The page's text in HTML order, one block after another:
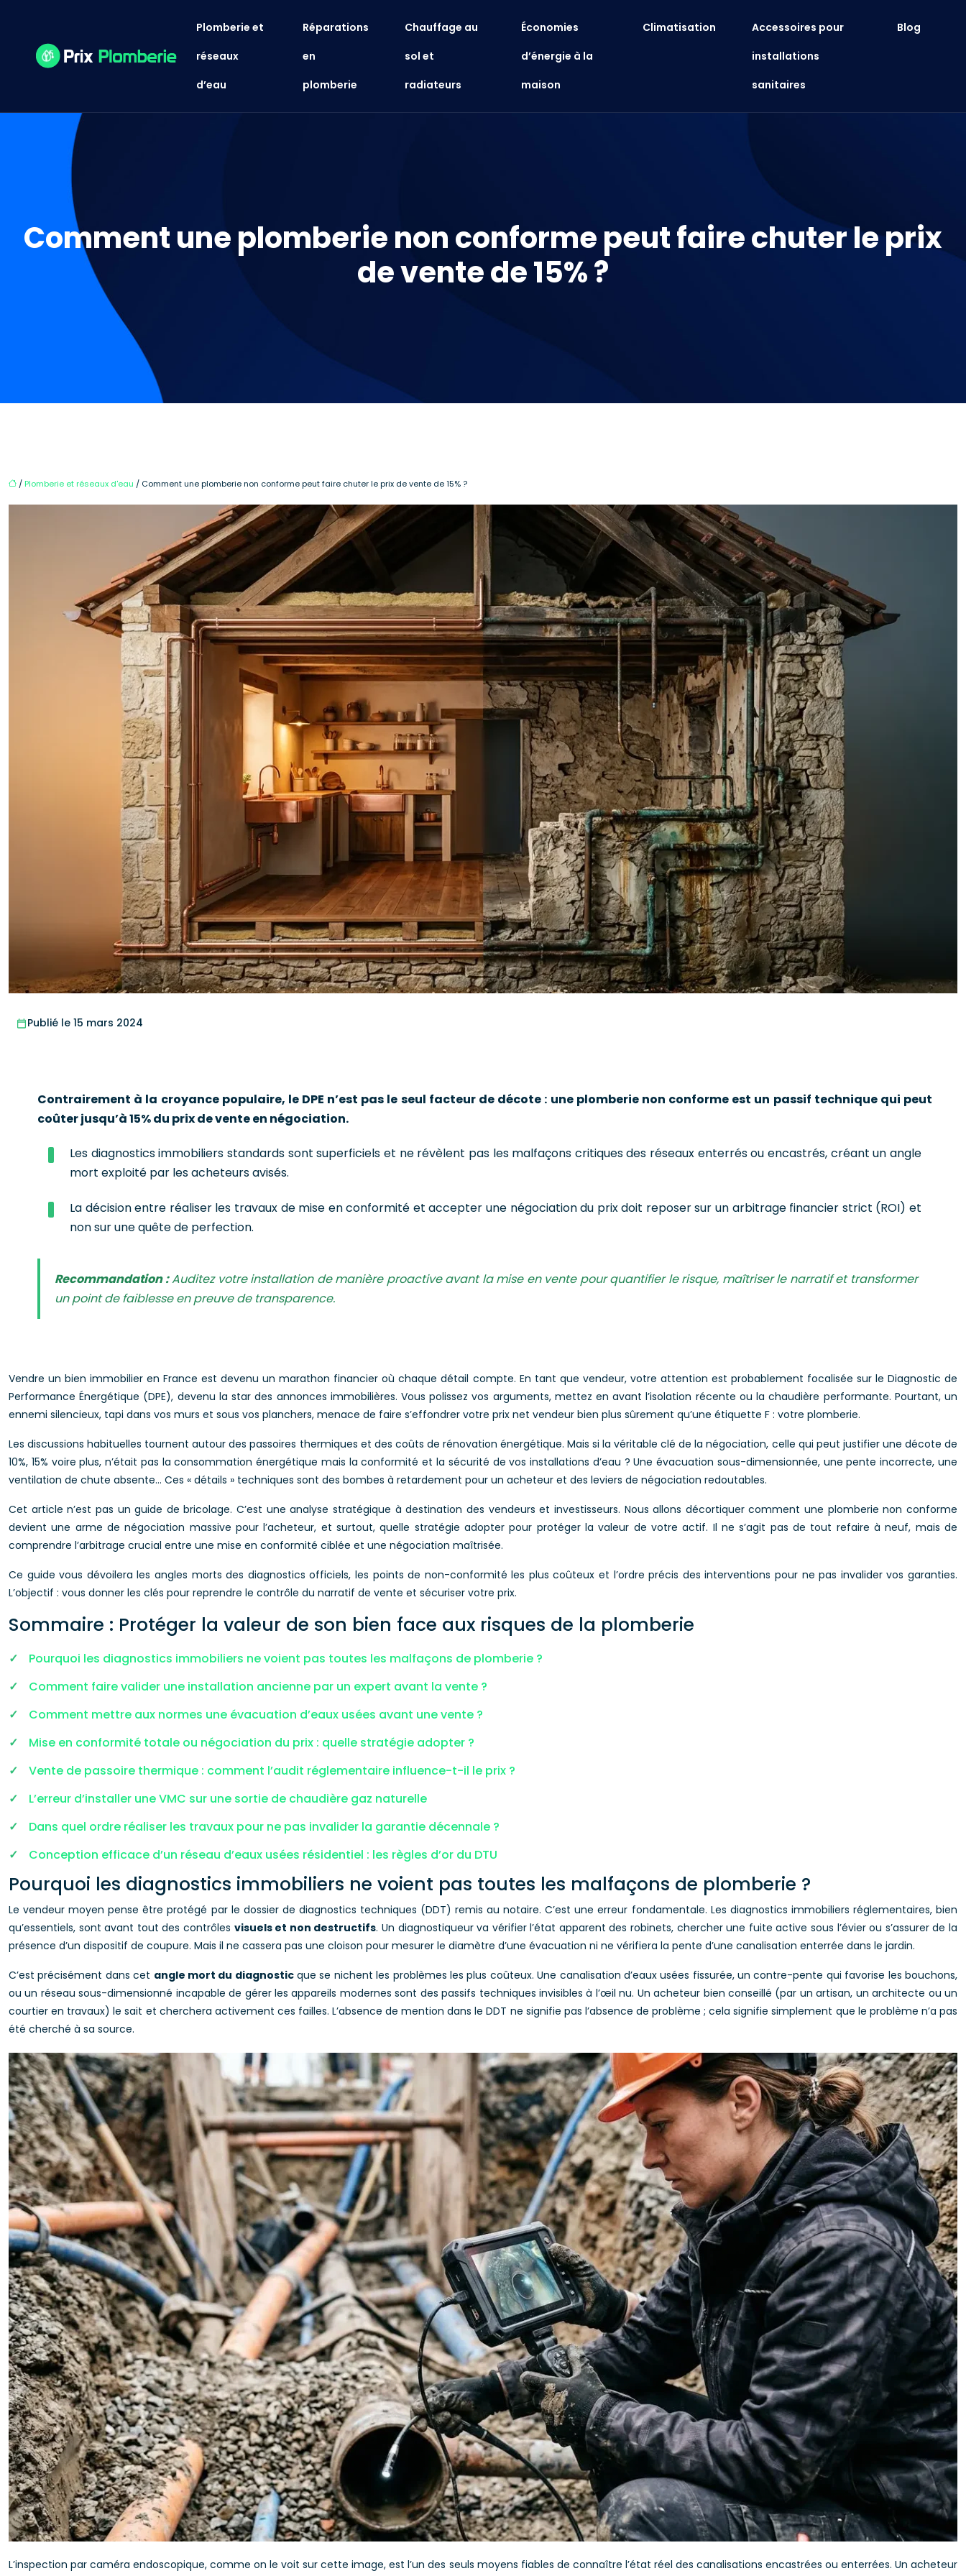
Plomberie et
réseaux
d’eau
Réparations
en
plomberie
Chauffage au
sol et
radiateurs
Économies
d’énergie à la
maison
Climatisation
Accessoires pour
installations
sanitaires
Blog
Comment une plomberie non conforme peut faire chuter le prix
de vente de 15% ?
/ Plomberie et réseaux d'eau / Comment une plomberie non conforme peut faire chuter le prix de vente de 15% ?
Publié le 15 mars 2024
Contrairement à la croyance populaire, le DPE n’est pas le seul facteur de décote : une plomberie non conforme est un passif technique qui peut
coûter jusqu’à 15% du prix de vente en négociation.
Les diagnostics immobiliers standards sont superficiels et ne révèlent pas les malfaçons critiques des réseaux enterrés ou encastrés, créant un angle
mort exploité par les acheteurs avisés.
La décision entre réaliser les travaux de mise en conformité et accepter une négociation du prix doit reposer sur un arbitrage financier strict (ROI) et
non sur une quête de perfection.
Recommandation :Auditez votre installation de manière proactive avant la mise en vente pour quantifier le risque, maîtriser le narratif et transformer
un point de faiblesse en preuve de transparence.
Vendre un bien immobilier en France est devenu un marathon financier où chaque détail compte. En tant que vendeur, votre attention est probablement focalisée sur le Diagnostic de
Performance Énergétique (DPE), devenu la star des annonces immobilières. Vous polissez vos arguments, mettez en avant l’isolation récente ou la chaudière performante. Pourtant, un
ennemi silencieux, tapi dans vos murs et sous vos planchers, menace de faire s’effondrer votre prix net vendeur bien plus sûrement qu’une étiquette F : votre plomberie.
Les discussions habituelles tournent autour des passoires thermiques et des coûts de rénovation énergétique. Mais si la véritable clé de la négociation, celle qui peut justifier une décote de
10%, 15% voire plus, n’était pas la consommation énergétique mais la conformité et la sécurité de vos installations d’eau ? Une évacuation sous-dimensionnée, une pente incorrecte, une
ventilation de chute absente… Ces « détails » techniques sont des bombes à retardement pour un acheteur et des leviers de négociation redoutables.
Cet article n’est pas un guide de bricolage. C’est une analyse stratégique à destination des vendeurs et investisseurs. Nous allons décortiquer comment une plomberie non conforme
devient une arme de négociation massive pour l’acheteur, et surtout, quelle stratégie adopter pour protéger la valeur de votre actif. Il ne s’agit pas de tout refaire à neuf, mais de
comprendre l’arbitrage crucial entre une mise en conformité ciblée et une négociation maîtrisée.
Ce guide vous dévoilera les angles morts des diagnostics officiels, les points de non-conformité les plus coûteux et l’ordre précis des interventions pour ne pas invalider vos garanties.
L’objectif : vous donner les clés pour reprendre le contrôle du narratif de vente et sécuriser votre prix.
Sommaire : Protéger la valeur de son bien face aux risques de la plomberie
Pourquoi les diagnostics immobiliers ne voient pas toutes les malfaçons de plomberie ?
Comment faire valider une installation ancienne par un expert avant la vente ?
Comment mettre aux normes une évacuation d’eaux usées avant une vente ?
Mise en conformité totale ou négociation du prix : quelle stratégie adopter ?
Vente de passoire thermique : comment l’audit réglementaire influence-t-il le prix ?
L’erreur d’installer une VMC sur une sortie de chaudière gaz naturelle
Dans quel ordre réaliser les travaux pour ne pas invalider la garantie décennale ?
Conception efficace d’un réseau d’eaux usées résidentiel : les règles d’or du DTU
Pourquoi les diagnostics immobiliers ne voient pas toutes les malfaçons de plomberie ?
Le vendeur moyen pense être protégé par le dossier de diagnostics techniques (DDT) remis au notaire. C’est une erreur fondamentale. Les diagnostics immobiliers réglementaires, bien
qu’essentiels, sont avant tout des contrôles visuels et non destructifs. Un diagnostiqueur va vérifier l’état apparent des robinets, chercher une fuite active sous l’évier ou s’assurer de la
présence d’un dispositif de coupure. Mais il ne cassera pas une cloison pour mesurer le diamètre d’une évacuation ni ne vérifiera la pente d’une canalisation enterrée dans le jardin.
C’est précisément dans cet angle mort du diagnosticque se nichent les problèmes les plus coûteux. Une canalisation d’eaux usées fissurée, un contre-pente qui favorise les bouchons,
ou un réseau sous-dimensionné incapable de gérer les appareils modernes sont des passifs techniques invisibles à l’œil nu. Un acheteur bien conseillé (par un artisan, un architecte ou un
courtier en travaux) le sait et cherchera activement ces failles. L’absence de mention dans le DDT ne signifie pas l’absence de problème ; cela signifie simplement que le problème n’a pas
été cherché à sa source.
L’inspection par caméra endoscopique, comme on le voit sur cette image, est l’un des seuls moyens fiables de connaître l’état réel des canalisations encastrées ou enterrées. Un acheteur